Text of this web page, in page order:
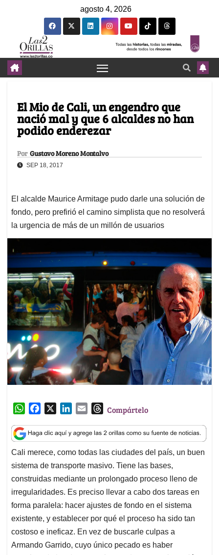
agosto 4, 2026
El Mio de Cali, un engendro que
nació mal y que 6 alcaldes no han
podido enderezar
Por Gustavo Moreno Montalvo
SEP 18, 2017
El alcalde Maurice Armitage pudo darle una solución de
fondo, pero prefirió el camino simplista que no resolverá
la urgencia de más de un millón de usuarios
W
a
t
s
A
p
p
c
e
b
o
o
k
n
k
e
d
I
n
a
i
l
T
r
e
a
d
s
Compártelo
Cali merece, como todas las ciudades del país, un buen
sistema de transporte masivo. Tiene las bases,
construidas mediante un prolongado proceso lleno de
irregularidades. Es preciso llevar a cabo dos tareas en
forma paralela: hacer ajustes de fondo en el sistema
existente, y establecer por qué el proceso ha sido tan
costoso e ineficaz. En vez de buscarle culpas a
Armando Garrido, cuyo único pecado es haber